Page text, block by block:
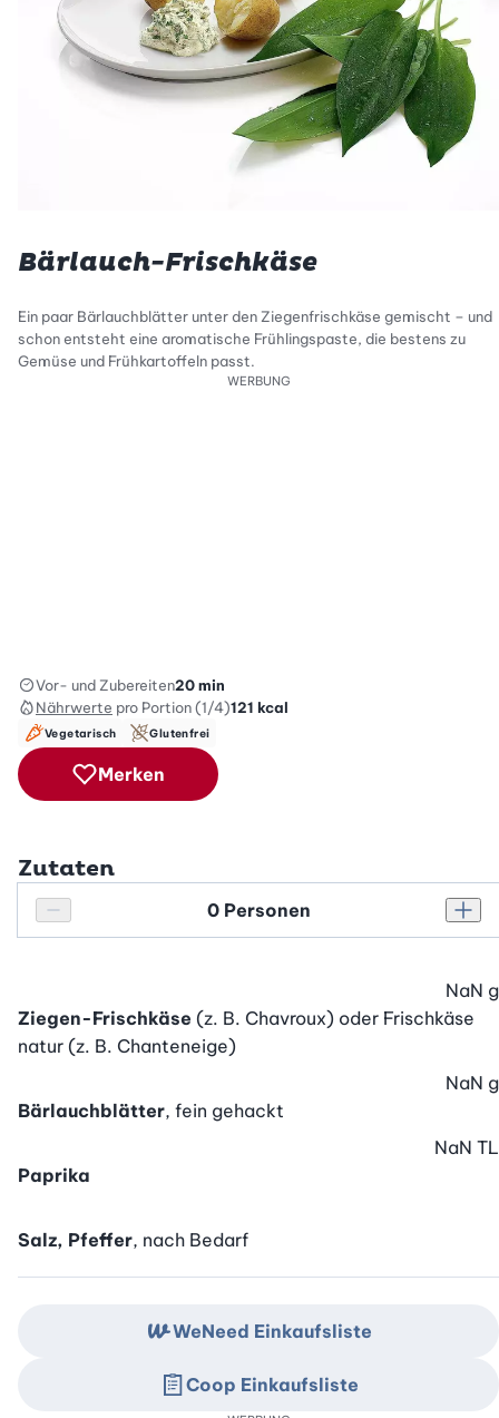
Bärlauch-Frischkäse
Ein paar Bärlauchblätter unter den Ziegenfrischkäse gemischt – und
schon entsteht eine aromatische Frühlingspaste, die bestens zu
Gemüse und Frühkartoffeln passt.
WERBUNG
Vor- und Zubereiten20 min
Nährwerte pro Portion (1/4)121 kcal
Vegetarisch Glutenfrei
Merken
Zutaten
Personenanzahl verringern
Personenanzahl
Ziegen-Frischkäse (z. B. Chavroux) oder Frischkäse
natur (z. B. Chanteneige)
NaN g
Bärlauchblätter, fein gehackt
NaN g
Paprika
NaN TL
Salz, Pfeffer, nach Bedarf
WeNeed Einkaufsliste
Coop Einkaufsliste